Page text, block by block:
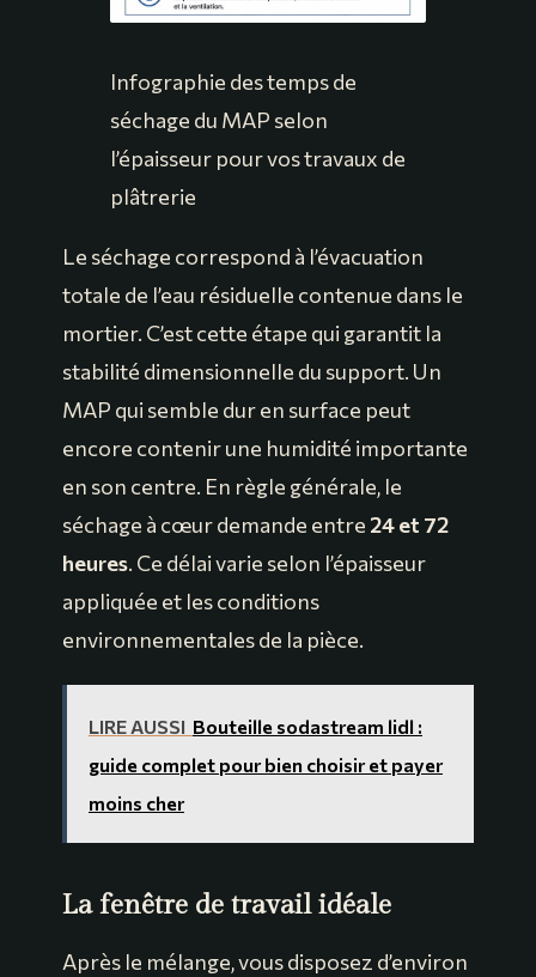
Infographie des temps de
séchage du MAP selon
l’épaisseur pour vos travaux de
plâtrerie
Le séchage correspond à l’évacuation
totale de l’eau résiduelle contenue dans le
mortier. C’est cette étape qui garantit la
stabilité dimensionnelle du support. Un
MAP qui semble dur en surface peut
encore contenir une humidité importante
en son centre. En règle générale, le
séchage à cœur demande entre 24 et 72
heures. Ce délai varie selon l’épaisseur
appliquée et les conditions
environnementales de la pièce.
LIRE AUSSI Bouteille sodastream lidl :
guide complet pour bien choisir et payer
moins cher
La fenêtre de travail idéale
Après le mélange, vous disposez d’environ